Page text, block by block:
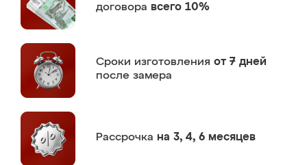
договора всего 10%
Сроки изготовления от 7 дней
после замера
Рассрочка на 3, 4, 6 месяцев